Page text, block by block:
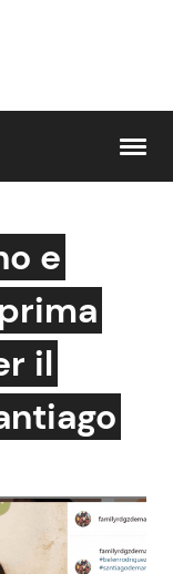
e TV
VIP
Serie TV
e
il